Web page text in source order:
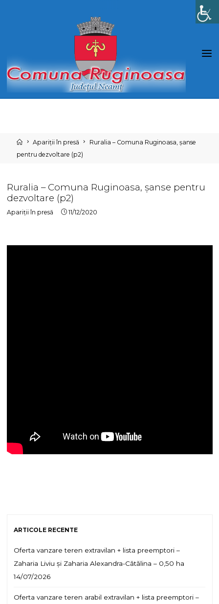
Home
Apariții în presă
Ruralia – Comuna Ruginoasa, șanse
pentru dezvoltare (p2)
Ruralia – Comuna Ruginoasa, șanse pentru
dezvoltare (p2)
Apariții în presă 11/12/2020
ARTICOLE RECENTE
Oferta vanzare teren extravilan + lista preemptori –
Zaharia Liviu și Zaharia Alexandra-Cătălina – 0,50 ha
14/07/2026
Oferta vanzare teren arabil extravilan + lista preemptori –